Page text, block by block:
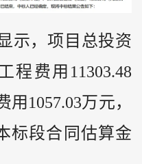
示，项目总投资
程费用11303.48
1057.03万元，
标段合同估算金